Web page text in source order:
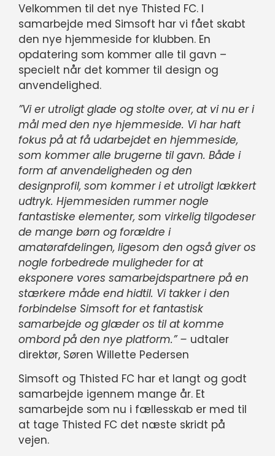
Velkommen til det nye Thisted FC. I
samarbejde med Simsoft har vi fået skabt
den nye hjemmeside for klubben. En
opdatering som kommer alle til gavn –
specielt når det kommer til design og
anvendelighed.
”Vi er utroligt glade og stolte over, at vi nu er i
mål med den nye hjemmeside. Vi har haft
fokus på at få udarbejdet en hjemmeside,
som kommer alle brugerne til gavn. Både i
form af anvendeligheden og den
designprofil, som kommer i et utroligt lækkert
udtryk. Hjemmesiden rummer nogle
fantastiske elementer, som virkelig tilgodeser
de mange børn og forældre i
amatørafdelingen, ligesom den også giver os
nogle forbedrede muligheder for at
eksponere vores samarbejdspartnere på en
stærkere måde end hidtil. Vi takker i den
forbindelse Simsoft for et fantastisk
samarbejde og glæder os til at komme
ombord på den nye platform.” – udtaler
direktør, Søren Willette Pedersen
Simsoft og Thisted FC har et langt og godt
samarbejde igennem mange år. Et
samarbejde som nu i fællesskab er med til
at tage Thisted FC det næste skridt på
vejen.